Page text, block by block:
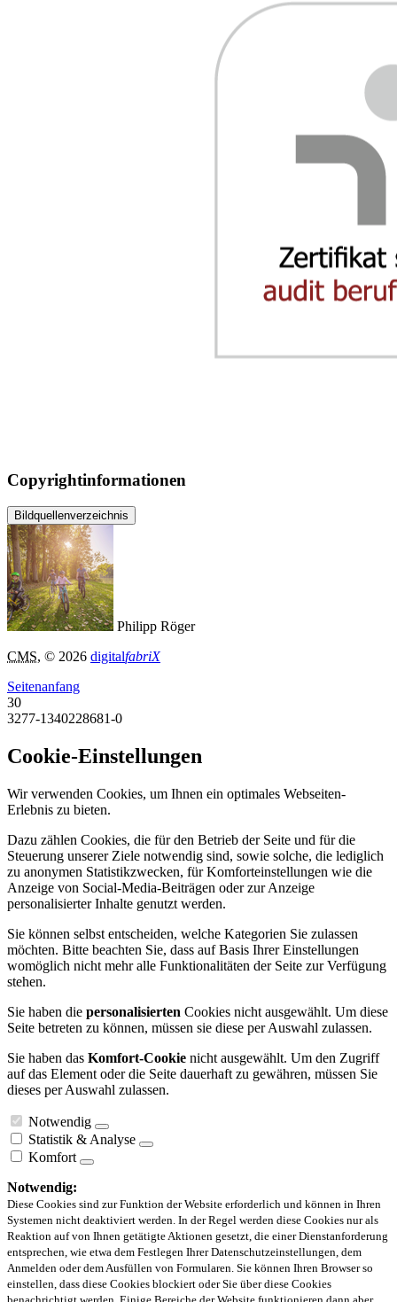
Copyrightinformationen
Bildquellenverzeichnis
Philipp Röger
CMS, © 2026 digitalfabriX
Seitenanfang
30
3277-1340228681-0
Cookie-Einstellungen
Wir verwenden Cookies, um Ihnen ein optimales Webseiten-
Erlebnis zu bieten.
Dazu zählen Cookies, die für den Betrieb der Seite und für die
Steuerung unserer Ziele notwendig sind, sowie solche, die lediglich
zu anonymen Statistikzwecken, für Komforteinstellungen wie die
Anzeige von Social-Media-Beiträgen oder zur Anzeige
personalisierter Inhalte genutzt werden.
Sie können selbst entscheiden, welche Kategorien Sie zulassen
möchten. Bitte beachten Sie, dass auf Basis Ihrer Einstellungen
womöglich nicht mehr alle Funktionalitäten der Seite zur Verfügung
stehen.
Sie haben die personalisierten Cookies nicht ausgewählt. Um diese
Seite betreten zu können, müssen sie diese per Auswahl zulassen.
Sie haben das Komfort-Cookie nicht ausgewählt. Um den Zugriff
auf das Element oder die Seite dauerhaft zu gewähren, müssen Sie
dieses per Auswahl zulassen.
Notwendig
Statistik & Analyse
Komfort
Notwendig:
Diese Cookies sind zur Funktion der Website erforderlich und können in Ihren
Systemen nicht deaktiviert werden. In der Regel werden diese Cookies nur als
Reaktion auf von Ihnen getätigte Aktionen gesetzt, die einer Dienstanforderung
entsprechen, wie etwa dem Festlegen Ihrer Datenschutzeinstellungen, dem
Anmelden oder dem Ausfüllen von Formularen. Sie können Ihren Browser so
einstellen, dass diese Cookies blockiert oder Sie über diese Cookies